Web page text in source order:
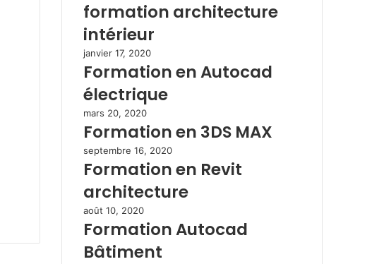
formation architecture
intérieur
janvier 17, 2020
Formation en Autocad
électrique
mars 20, 2020
Formation en 3DS MAX
septembre 16, 2020
Formation en Revit
architecture
août 10, 2020
Formation Autocad
Bâtiment